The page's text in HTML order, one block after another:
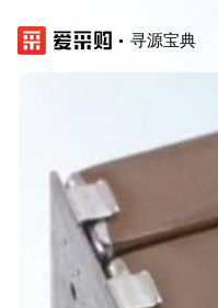
寻源宝典